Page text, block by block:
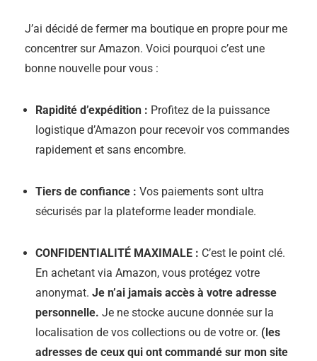
J’ai décidé de fermer ma boutique en propre pour me
concentrer sur Amazon. Voici pourquoi c’est une
bonne nouvelle pour vous :
Rapidité d’expédition : Profitez de la puissance
logistique d’Amazon pour recevoir vos commandes
rapidement et sans encombre.
Tiers de confiance : Vos paiements sont ultra
sécurisés par la plateforme leader mondiale.
CONFIDENTIALITÉ MAXIMALE : C’est le point clé.
En achetant via Amazon, vous protégez votre
anonymat. Je n’ai jamais accès à votre adresse
personnelle. Je ne stocke aucune donnée sur la
localisation de vos collections ou de votre or. (les
adresses de ceux qui ont commandé sur mon site